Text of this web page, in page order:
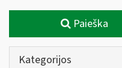
Paieška
Kategorijos